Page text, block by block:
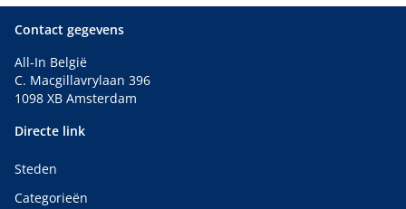
Contact gegevens
All-In België
C. Macgillavrylaan 396
1098 XB Amsterdam
Directe link
Steden
Categorieën